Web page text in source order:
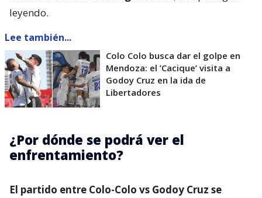
leyendo.
Lee también...
Colo Colo busca dar el golpe en
Mendoza: el ’Cacique’ visita a
Godoy Cruz en la ida de
Libertadores
¿Por dónde se podrá ver el
enfrentamiento?
El partido entre Colo-Colo vs Godoy Cruz se